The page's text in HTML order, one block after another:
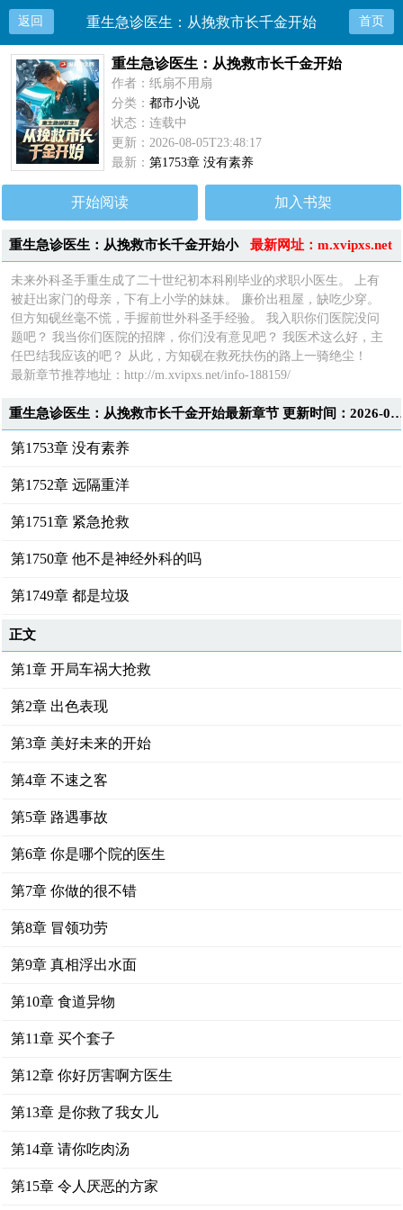
返回 重生急诊医生：从挽救市长千金开始 首页
重生急诊医生：从挽救市长千金开始
作者：纸扇不用扇
分类：都市小说
状态：连载中
更新：2026-08-05T23:48:17
最新：第1753章 没有素养
开始阅读 加入书架
最新网址：m.xvipxs.net
重生急诊医生：从挽救市长千金开始小
说简介
未来外科圣手重生成了二十世纪初本科刚毕业的求职小医生。 上有
被赶出家门的母亲，下有上小学的妹妹。 廉价出租屋，缺吃少穿。
但方知砚丝毫不慌，手握前世外科圣手经验。 我入职你们医院没问
题吧？ 我当你们医院的招牌，你们没有意见吧？ 我医术这么好，主
任巴结我应该的吧？ 从此，方知砚在救死扶伤的路上一骑绝尘！
最新章节推荐地址：http://m.xvipxs.net/info-188159/
重生急诊医生：从挽救市长千金开始最新章节 更新时间：
第1753章 没有素养
第1752章 远隔重洋
第1751章 紧急抢救
第1750章 他不是神经外科的吗
第1749章 都是垃圾
正文
第1章 开局车祸大抢救
第2章 出色表现
第3章 美好未来的开始
第4章 不速之客
第5章 路遇事故
第6章 你是哪个院的医生
第7章 你做的很不错
第8章 冒领功劳
第9章 真相浮出水面
第10章 食道异物
第11章 买个套子
第12章 你好厉害啊方医生
第13章 是你救了我女儿
第14章 请你吃肉汤
第15章 令人厌恶的方家